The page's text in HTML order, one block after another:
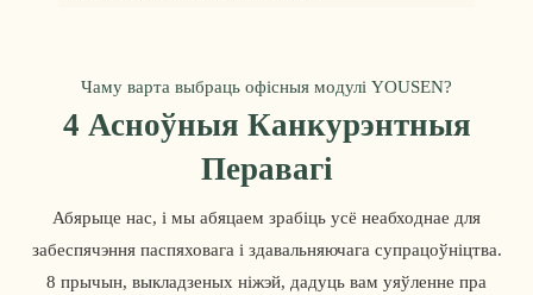
Чаму варта выбраць офісныя модулі YOUSEN?
4 Асноўныя Канкурэнтныя
Перавагі
Абярыце нас, і мы абяцаем зрабіць усё неабходнае для
забеспячэння паспяховага і здавальняючага супрацоўніцтва.
8 прычын, выкладзеных ніжэй, дадуць вам уяўленне пра